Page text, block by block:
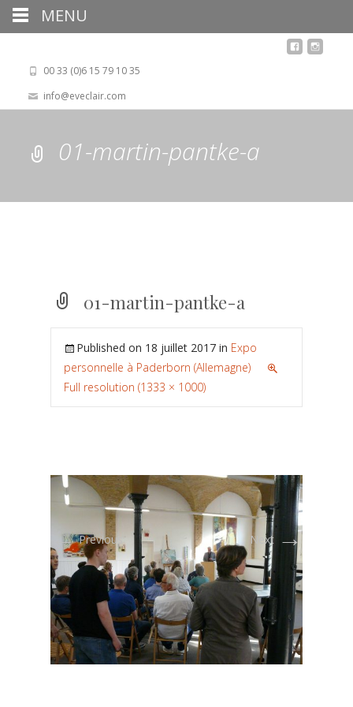
00 33 (0)6 15 79 10 35
info@eveclair.com
01-martin-pantke-a
01-martin-pantke-a
Published on 18 juillet 2017 in Expo
personnelle à Paderborn (Allemagne)
Full resolution (1333 × 1000)
←Previous Next →
MENU